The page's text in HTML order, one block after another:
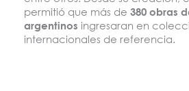
permitió que más de 380 obras
argentinos ingresaran en
internacionales de referencia.